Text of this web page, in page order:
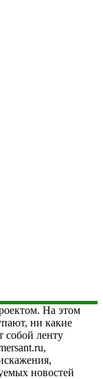
На этом
ни какие
собой ленту
новостей